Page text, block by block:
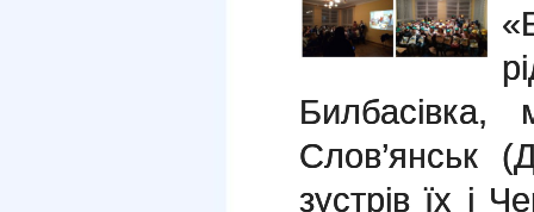
Билбасівка,
Слов’янськ
зустрів їх і